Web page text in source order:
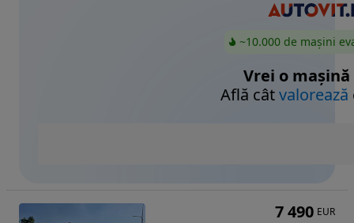
~10.000 de mașini
Vrei o mașină
Află câtvalorează
7 490 EUR